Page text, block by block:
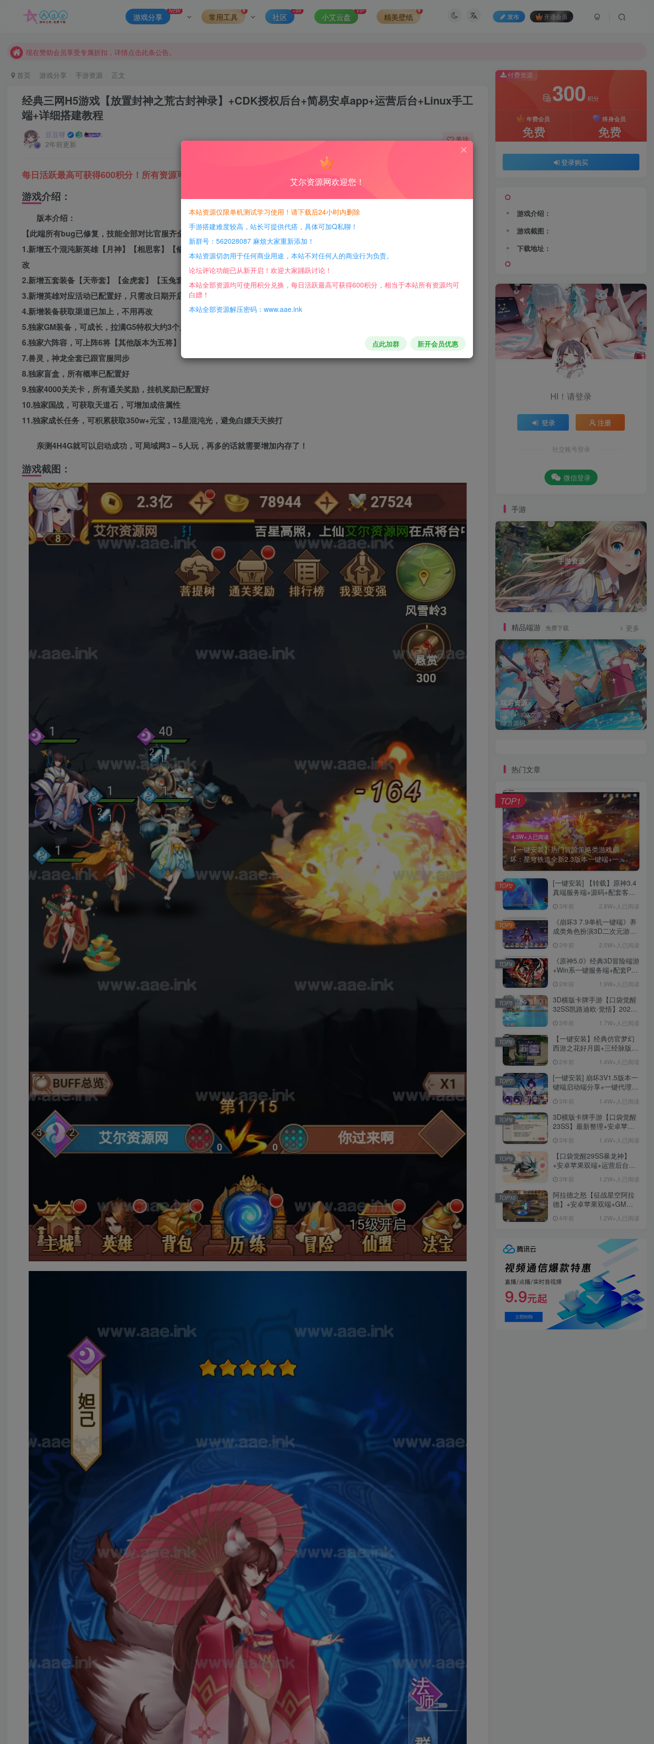
发布 开通会员
游戏分享
NEW
常用工具 社区
+99
小艾云盘
VIP
精美壁纸
本站资源大多存储在云盘，如发现链接失效，请联系我们我们会第一时间更新。
现在赞助会员享受专属折扣，详情点击此条公告。
首页 游戏分享 手游资源 正文
经典三网H5游戏【放置封神之荒古封神录】+CDK授权后台+简易安卓app+运营后台+Linux手工
端+详细搭建教程
豆豆呀
2年前更新
关注
每日活跃最高可获得600积分！所有资源可以使用积分免费兑换！
游戏介绍：
版本介绍：
【此端所有bug已修复，技能全部对比官服齐全，独家魅魔有效五技能，其他服都是不生效的】
1.新增五个混沌新英雄【月神】【相思客】【修罗战神】【魔皇】【鹿灵】技能，配套仙器，藏品，定制藏品，全部配置好，无需二
改
2.新增五套装备【天帝套】【金虎套】【玉兔套】【帝炎套】【武祖套】
3.新增英雄对应活动已配置好，只需改日期开启
4.新增装备获取渠道已加上，不用再改
5.独家GM装备，可成长，拉满G5特权大约3个月获取一套顶级【可自己更改难度】
6.独家六阵容，可上阵6将【其他版本为五将】
7.兽灵，神龙全套已跟官服同步
8.独家盲盒，所有概率已配置好
9.独家4000关关卡，所有通关奖励，挂机奖励已配置好
10.独家国战，可获取天道石，可增加成倍属性
11.独家成长任务，可积累获取350w+元宝，13星混沌光，避免白嫖天天挨打
亲测4H4G就可以启动成功，可局域网3 – 5人玩，再多的话就需要增加内存了！
游戏截图：
付费资源
300 积分
年费会员
免费
终身会员
免费
登录购买
游戏介绍：
游戏截图：
下载地址：
HI！请登录
登录 注册
社交账号登录
微信登录
手游
手游资源
手游源码
1281
精品端游 免费下载 更多
端游资源
1458篇文章
端游源码
热门文章
4.3W+人已阅读
【一键安装】热门冒险策略类游戏崩
坏：星穹铁道全新2.3版本一键端+一...
TOP1
[一键安装] 【转载】原神3.4
真端服务端+源码+配套客户
说明文件
3年前 2.8W+人已阅读
TOP2
《崩坏3 7.9单机一键端》养
成类角色扮演3D二次元游
用、无限资源、附带保姆级
安装教程
2年前 2.5W+人已阅读
TOP3
《原神5.0》经典3D冒险端游
+Win系一键服务端+配套PC
池文件
2年前 1.9W+人已阅读
TOP4
3D横版卡牌手游【口袋觉醒
32SS凯路迪欧·觉悟】2023
+支付对接+安卓苹果双端+运
营后台+GM授权后台+代理
后台
3年前 1.7W+人已阅读
TOP5
【一键安装】经典仿官梦幻
西游之花好月圆+三经脉版本
卡+剧情活动+视频搭建及其
他修改资料
2年前 1.4W+人已阅读
TOP6
[一键安装] 崩坏3V1.5版本一
键端启动端分享+一键代理
ID+详细指令+极简一键修改
3年前 1.4W+人已阅读
TOP7
3D横版卡牌手游【口袋觉醒
23SS】最新整理+安卓苹果
细搭建教程
3年前 1.4W+人已阅读
TOP8
【口袋觉醒29SS暴龙神】
+安卓苹果双端+运营后台
端 3年前 1.2W+人已阅读
TOP9
阿拉德之怒【征战星空阿拉
德】+安卓苹果双端+GM授
+详细教程
4年前 1.2W+人已阅读
TOP10
艾尔资源网欢迎您！
本站资源仅限单机测试学习使用！请下载后24小时内删除
手游搭建难度较高，站长可提供代搭，具体可加Q私聊！
新群号：562028087 麻烦大家重新添加！
本站资源切勿用于任何商业用途，本站不对任何人的商业行为负责。
论坛评论功能已从新开启！欢迎大家踊跃讨论！
本站全部资源均可使用积分兑换，每日活跃最高可获得600积分，相当于本站所有资源均可
白嫖！
本站全部资源解压密码：www.aae.ink
点此加群 新开会员优惠